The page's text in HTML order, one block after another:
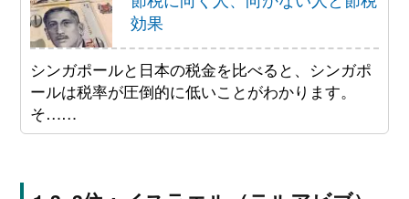
効果
シンガポールと日本の税金を比べると、シンガポ
ールは税率が圧倒的に低いことがわかります。
そ……